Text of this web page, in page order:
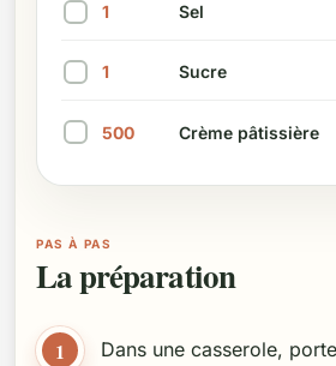
1 Sel
1 Sucre
500 Crème pâtissière
PAS À PAS
La préparation
1
Dans une casserole,